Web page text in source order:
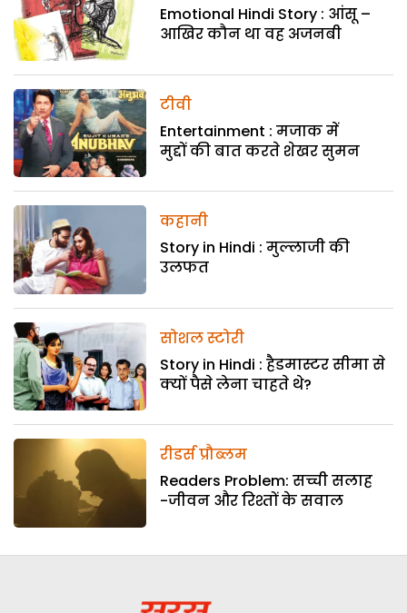
Emotional Hindi Story : आंसू –
आखिर कौन था वह अजनबी
टीवी
Entertainment : मजाक में
मुद्दों की बात करते शेखर सुमन
कहानी
Story in Hindi : मुल्लाजी की
उलफत
सोशल स्टोरी
Story in Hindi : हैडमास्टर सीमा से
क्यों पैसे लेना चाहते थे?
रीडर्स प्रौब्लम
Readers Problem: सच्ची सलाह
-जीवन और रिश्तों के सवाल